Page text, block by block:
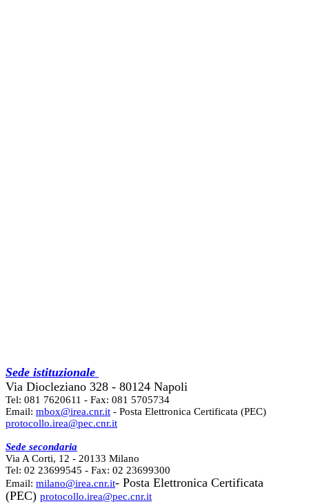
Sede istituzionale
Via Diocleziano 328 - 80124 Napoli
Tel: 081 7620611 - Fax: 081 5705734
Email: mbox@irea.cnr.it - Posta Elettronica Certificata (PEC)
protocollo.irea@pec.cnr.it
Sede secondaria
Via A Corti, 12 - 20133 Milano
Tel: 02 23699545 - Fax: 02 23699300
Email: milano@irea.cnr.it- Posta Elettronica Certificata
(PEC) protocollo.irea@pec.cnr.it